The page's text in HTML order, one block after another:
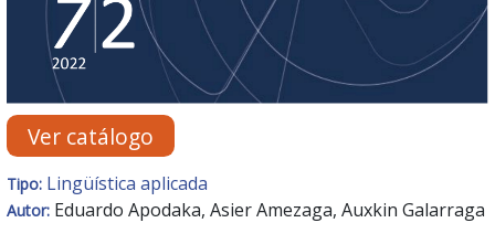
Ver catálogo
Tipo: Lingüística aplicada
Autor: Eduardo Apodaka, Asier Amezaga, Auxkin Galarraga